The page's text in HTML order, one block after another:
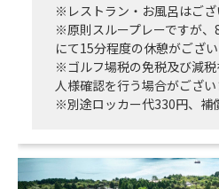
※レストラン・お風呂はござ
※原則スループレーですが、
にて15分程度の休憩がござい
※ゴルフ場税の免税及び減
人様確認を行う場合がござい
※別途ロッカー代330円、補